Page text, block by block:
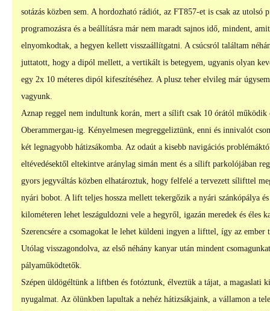
sotázás közben sem. A hordozható rádiót, az FT857-et is csak az utolsó
programozásra és a beállításra már nem maradt sajnos idő, mindent,
elnyomkodtak, a hegyen kellett visszaállítgatni. A csúcsról találtam
juttatott, hogy a dipól mellett, a vertikált is betegyem, ugyanis olyan
egy 2x 10 méteres dipól kifeszítéséhez. A plusz teher elvileg már
vagyunk.
Aznap reggel nem indultunk korán, mert a sílift csak 10 órától
Oberammergau-ig. Kényelmesen megreggeliztünk, enni és innivalót
két legnagyobb hátizsákomba. Az odaút a kisebb navigációs
eltévedésektől eltekintve aránylag simán ment és a sílift parkolójában
gyors jegyváltás közben elhatároztuk, hogy felfelé a tervezett sílifttel
nyári bobot. A lift teljes hossza mellett tekergőzik a nyári szánkópálya
kilométeren lehet leszáguldozni vele a hegyről, igazán meredek és éles
Szerencsére a csomagokat le lehet küldeni ingyen a lifttel, így az ember
Utólag visszagondolva, az első néhány kanyar után mindent
pályaműködtetők.
Szépen üldögéltünk a liftben és fotóztunk, élveztük a tájat, a magaslati
nyugalmat. Az ölünkben lapultak a nehéz hátizsákjaink, a vállamon a